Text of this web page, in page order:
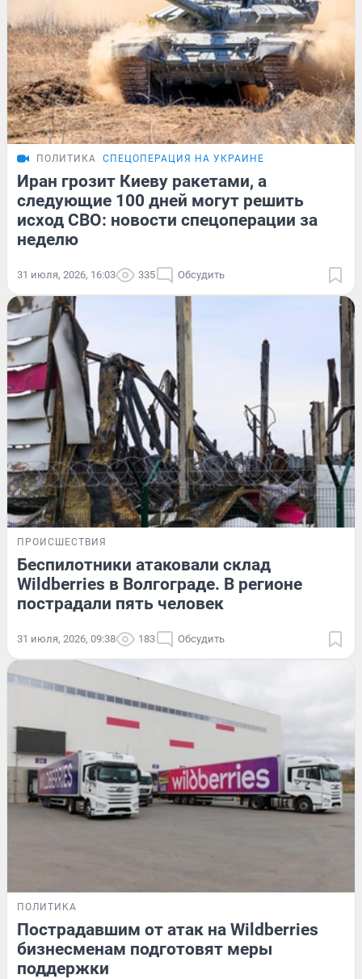
ПОЛИТИКА СПЕЦОПЕРАЦИЯ НА УКРАИНЕ
Иран грозит Киеву ракетами, а
следующие 100 дней могут решить
исход СВО: новости спецоперации за
неделю
31 июля, 2026, 16:03 335 Обсудить
ПРОИСШЕСТВИЯ
Беспилотники атаковали склад
Wildberries в Волгограде. В регионе
пострадали пять человек
31 июля, 2026, 09:38 183 Обсудить
ПОЛИТИКА
Пострадавшим от атак на Wildberries
бизнесменам подготовят меры
поддержки